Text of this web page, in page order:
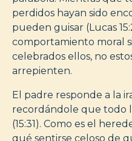
perdidos hayan sido
pueden guisar (Lucas
comportamiento moral
celebrados ellos, no
arrepienten.
El padre responde a la
recordándole que todo
(15:31). Como es el
qué sentirse celoso de